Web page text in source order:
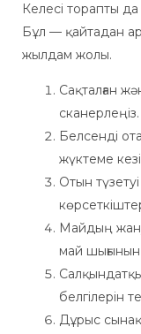
Келесі торапты
Бұл — қайтадан
жылдам жолы.
Сақталған
сканерлеңіз.
Белсенді
жүктеме
Отын
Майдың
май шығынын
белгілерін
Дұрыс сынақ